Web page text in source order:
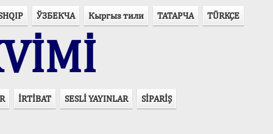
ЎЗБЕКЧА Кыргыз тили ТАТАРЧА TÜRKÇE
İRTİBAT SESLİ YAYINLAR SİPARİŞ